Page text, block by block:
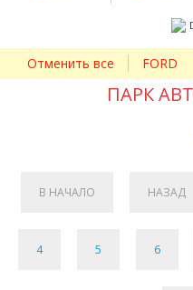
Отменить все FORD
ПАРК
В НАЧАЛО НАЗАД
4 5 6